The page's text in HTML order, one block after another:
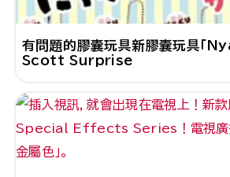
有問題的膠囊玩具新膠囊玩具「
Scott Surprise